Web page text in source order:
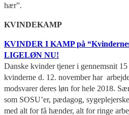
hær”.
KVINDEKAMP
KVINDER I KAMP på
LIGELØN NU!
Danske kvinder tjener i gennemsnit
kvinderne d. 12. november har
modsvarer deres løn for hele 2018.
som SOSU’er, pædagog,
med alt for få hænder, alt for ringe